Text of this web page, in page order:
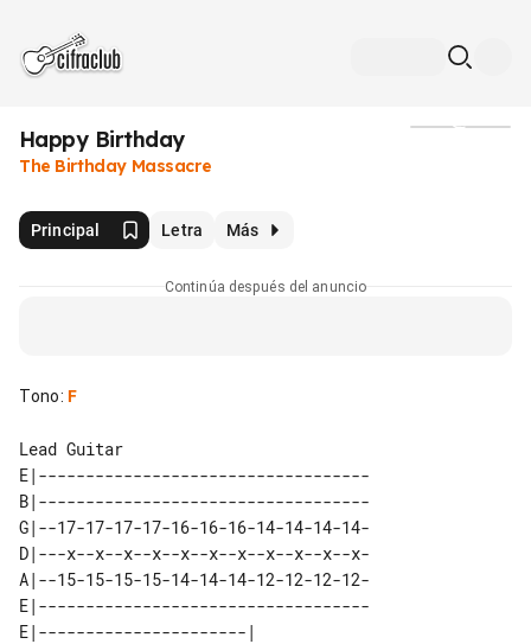
Happy Birthday
The Birthday Massacre
Principal Letra Más
Continúa después del anuncio
Tono: F
Lead Guitar
E|-----------------------------------
B|-----------------------------------
G|--17-17-17-17-16-16-16-14-14-14-14-
D|---x--x--x--x--x--x--x--x--x--x--x-
A|--15-15-15-15-14-14-14-12-12-12-12-
E|-----------------------------------
E|----------------------|